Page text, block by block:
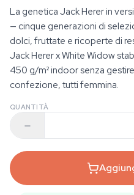
La genetica Jack Herer in
— cinque generazioni di
dolci, fruttate e ricoperte di
Jack Herer x White Widow
450 g/m² indoor senza
confezione, tutti femmina.
QUANTITÀ